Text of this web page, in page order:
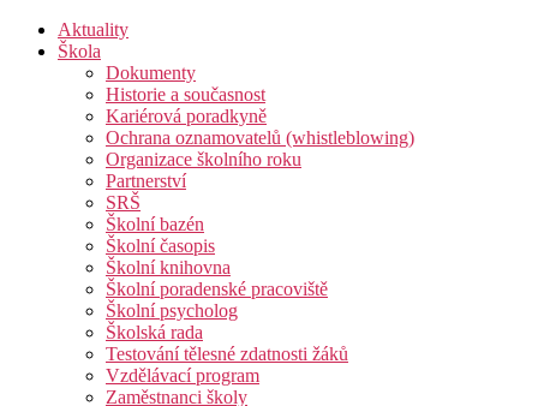
Aktuality
Škola
Dokumenty
Historie a současnost
Kariérová poradkyně
Ochrana oznamovatelů (whistleblowing)
Organizace školního roku
Partnerství
SRŠ
Školní bazén
Školní časopis
Školní knihovna
Školní poradenské pracoviště
Školní psycholog
Školská rada
Testování tělesné zdatnosti žáků
Vzdělávací program
Zaměstnanci školy